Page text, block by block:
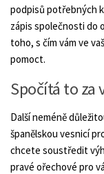
podpisů potřebných
zápis společnosti do
toho, s čím vám ve
pomoct.
Spočítá to za
Další neméně
španělskou vesnicí
chcete soustředit
pravé ořechové pro